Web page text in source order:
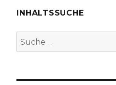
Gerhard
INHALTSSUCHE
Suche
nach: